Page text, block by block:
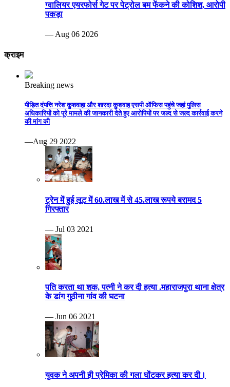
ग्वालियर एयरफोर्स गेट पर पेट्रोल बम फेंकने की कोशिश, आरोपी
पकड़ा
— Aug 06 2026
क्राइम
Breaking news
पीड़ित दंपत्ति नरेश कुशवाहा और शारदा कुशवाह एसपी ऑफिस पहुंचे जहां पुलिस
अधिकारियों को पूरे मामले की जानकारी देते हुए आरोपियों पर जल्द से जल्द कार्रवाई करने
की मांग की
—Aug 29 2022
ट्रेन में हुई लूट में 60.लाख में से 45.लाख रूपये बरामद 5
गिरफ्तार
— Jul 03 2021
पति करता था शक, पत्नी ने कर दी हत्या .महाराजपुरा थाना क्षेत्र
के डांग गुठीना गांव की घटना
— Jun 06 2021
युवक ने अपनी ही प्रेमिका की गला घोंटकर हत्या कर दी।